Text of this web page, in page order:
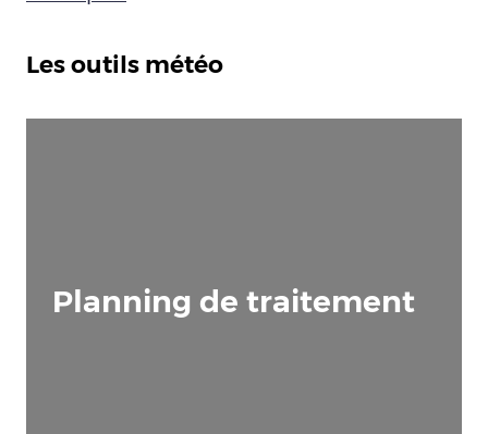
Les outils météo
Planning de traitement